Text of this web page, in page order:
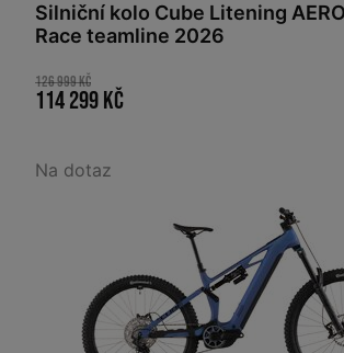
Silniční kolo Cube Litening
Race teamline 2026
126 999 Kč
114 299 Kč
Na dotaz